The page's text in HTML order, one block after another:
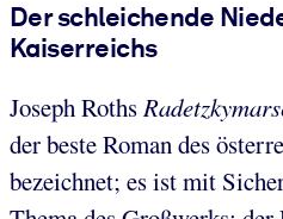
Der schleichende
Kaiserreichs
Joseph Roths
der beste Roman des
bezeichnet; es ist mit